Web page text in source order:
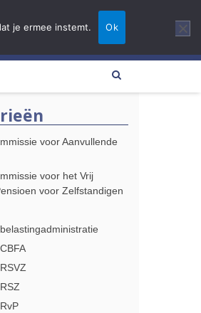
voor Aanvullende
voor het Vrij
voor Zelfstandigen
je ermee instemt. Ok